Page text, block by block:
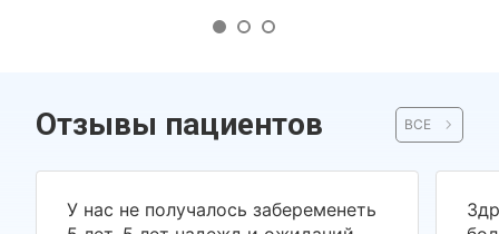
Отзывы пациентов ВСЕ
У нас не получалось забеременеть